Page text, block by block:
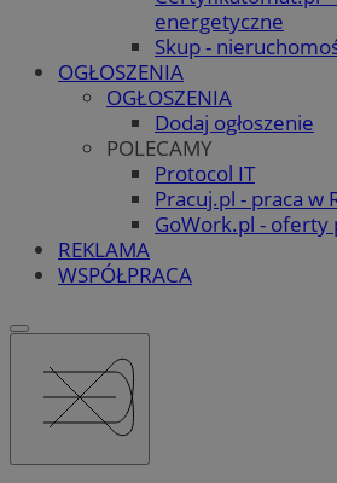
energetyczne
Skup -
OGŁOSZENIA
OGŁOSZENIA
Dodaj ogłoszenie
POLECAMY
Protocol IT
Pracuj.pl - praca w
GoWork.pl - oferty
REKLAMA
WSPÓŁPRACA